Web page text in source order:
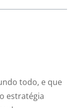
todo, e que
estratégia